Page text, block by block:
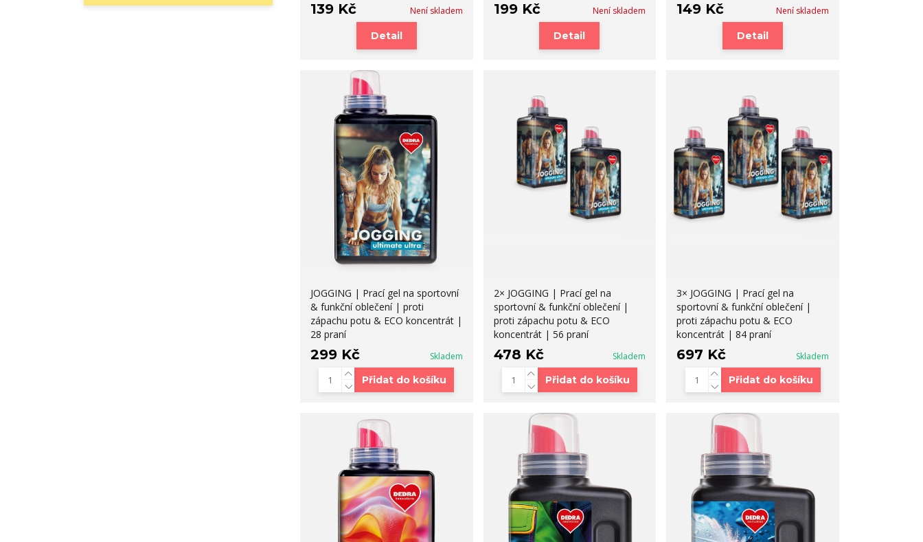
139 Kč Není skladem
Detail
199 Kč Není skladem
Detail
149 Kč Není skladem
Detail
JOGGING | Prací gel na sportovní
& funkční oblečení | proti
zápachu potu & ECO koncentrát |
28 praní
299 Kč Skladem
Přidat do košíku
2× JOGGING | Prací gel na
sportovní & funkční oblečení |
proti zápachu potu & ECO
koncentrát | 56 praní
478 Kč Skladem
Přidat do košíku
3× JOGGING | Prací gel na
sportovní & funkční oblečení |
proti zápachu potu & ECO
koncentrát | 84 praní
697 Kč Skladem
Přidat do košíku